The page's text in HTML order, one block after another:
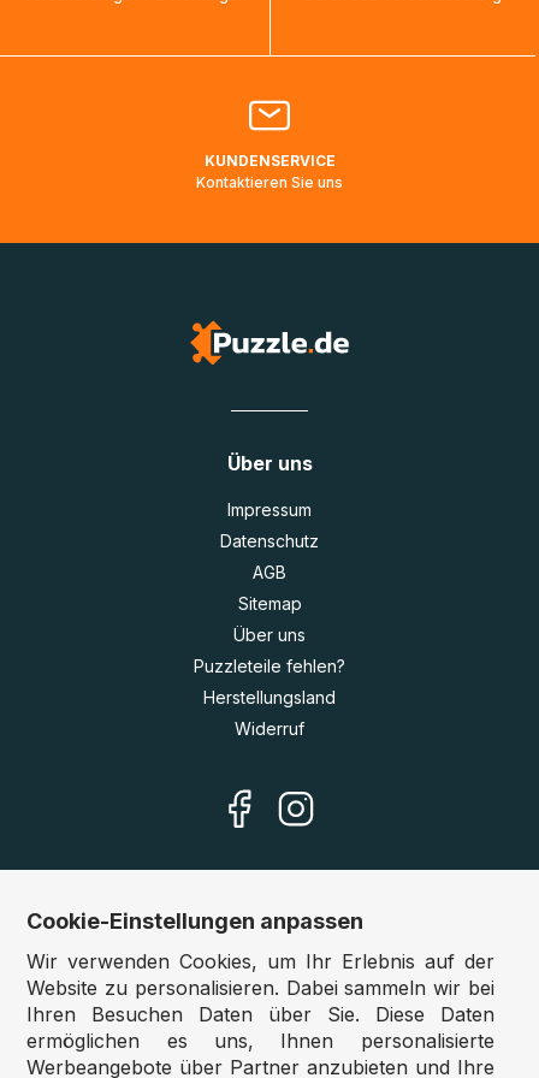
bearbeitet werden.
Bitte kontaktieren Sie denKundenservicefalls Ihr Paket
Lieferadressen in Deutschland oder Europa mehrere Tage
KUNDENSERVICE
Kontaktieren Sie uns
Über uns
Impressum
Datenschutz
AGB
Sitemap
Über uns
Puzzleteile fehlen?
Herstellungsland
Widerruf
Unsere Shops
Deutschland:www.puzzle.de
Österreich:
www.puzzle.at
Belgien:www.puzzle.be
Cookie-Einstellungen anpassen
Wir verwenden Cookies, um Ihr Erlebnis auf der
Website zu personalisieren. Dabei sammeln wir bei
Ihren Besuchen Daten über Sie. Diese Daten
ermöglichen es uns, Ihnen personalisierte
Werbeangebote über Partner anzubieten und Ihre